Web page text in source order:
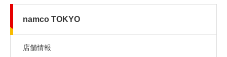
namco TOKYO
店舗情報